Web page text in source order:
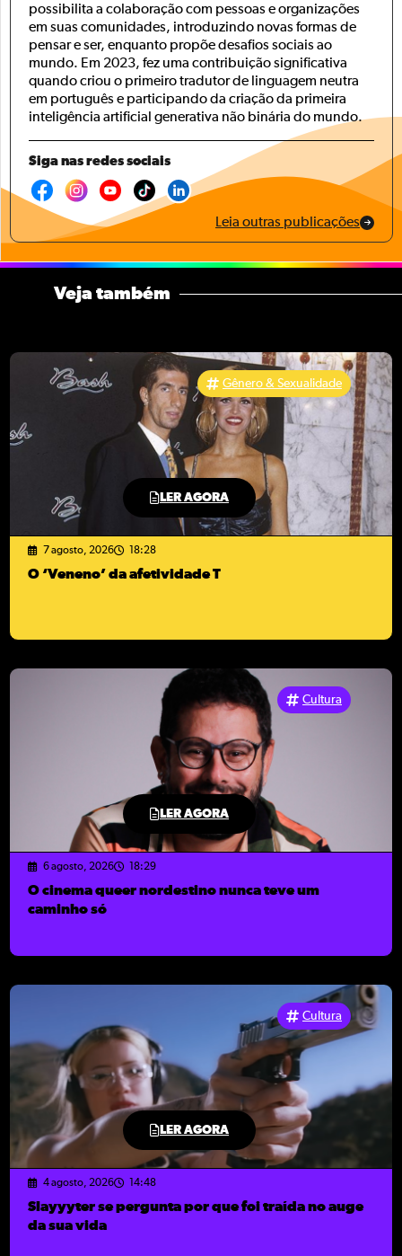
possibilita a colaboração com pessoas e organizações
em suas comunidades, introduzindo novas formas de
pensar e ser, enquanto propõe desafios sociais ao
mundo. Em 2023, fez uma contribuição significativa
quando criou o primeiro tradutor de linguagem neutra
em português e participando da criação da primeira
inteligência artificial generativa não binária do mundo.
Siga nas redes sociais
Leia outras publicações
Veja também
LER AGORA
Gênero & Sexualidade
7 agosto, 2026 18:28
O ‘Veneno’ da afetividade T
LER AGORA
Cultura
6 agosto, 2026 18:29
O cinema queer nordestino nunca teve um
caminho só
LER AGORA
Cultura
4 agosto, 2026 14:48
Slayyyter se pergunta por que foi traída no auge
da sua vida